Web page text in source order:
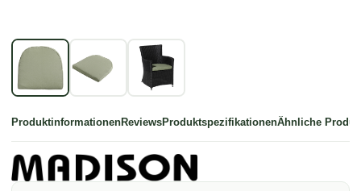
ProduktinformationenReviewsProduktspezifikationenÄhnliche